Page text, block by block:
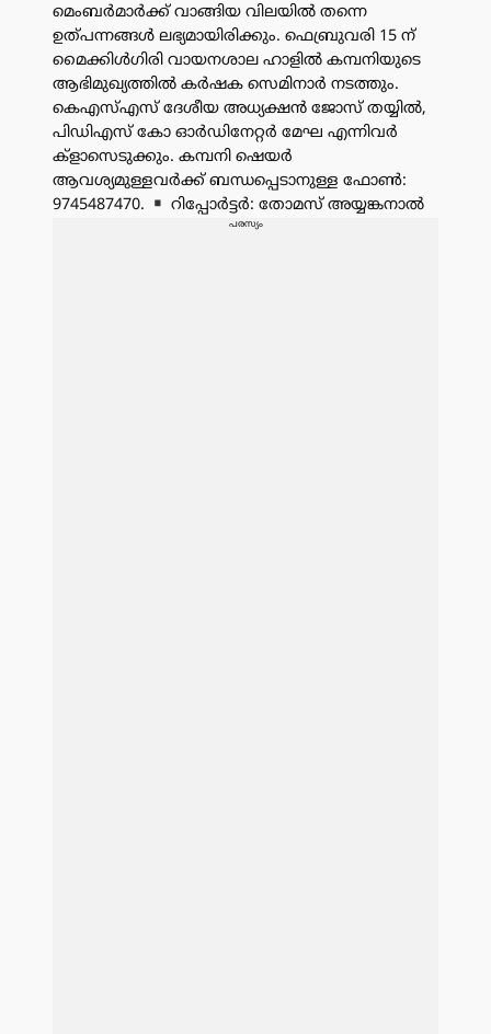
മെംബർമാർക്ക് വാങ്ങിയ വിലയിൽ തന്നെ
ഉത്പന്നങ്ങൾ ലഭ്യമായിരിക്കും. ഫെബ്രുവരി 15 ന്
മൈക്കിൾഗിരി വായനശാല ഹാളിൽ കമ്പനിയുടെ
ആഭിമുഖ്യത്തിൽ കർഷക സെമിനാർ നടത്തും.
കെഎസ്എസ് ദേശീയ അധ്യക്ഷൻ ജോസ് തയ്യിൽ,
പിഡിഎസ് കോ ഓർഡിനേറ്റർ മേഘ എന്നിവർ
ക്ളാസെടുക്കും. കമ്പനി ഷെയർ
ആവശ്യമുള്ളവർക്ക് ബന്ധപ്പെടാനുള്ള ഫോൺ:
9745487470.
റിപ്പോർട്ടർ: തോമസ് അയ്യങ്കനാൽ
പരസ്യം